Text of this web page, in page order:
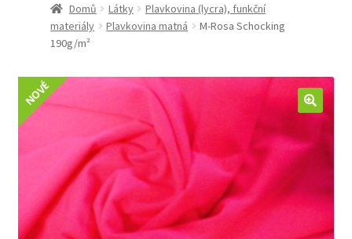
Obchodní podmínky a reklamační řád
Jak nakupovat
Aktuality
Domů Látky
Plavkovina (lycra), funkční
materiály
Plavkovina matná
M-Rosa Schocking
190g/m²
NOVÉ